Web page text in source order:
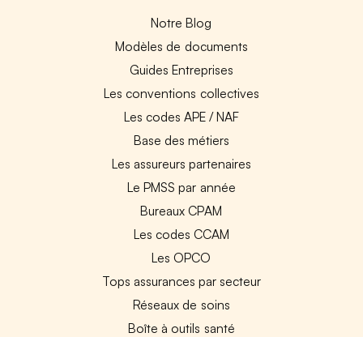
Notre Blog
Modèles de documents
Guides Entreprises
Les conventions collectives
Les codes APE / NAF
Base des métiers
Les assureurs partenaires
Le PMSS par année
Bureaux CPAM
Les codes CCAM
Les OPCO
Tops assurances par secteur
Réseaux de soins
Boîte à outils santé